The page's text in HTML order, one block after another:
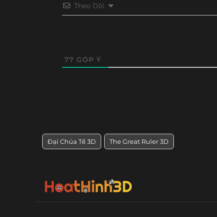
Theo Dõi
77 GÓP Ý
Đại Chúa Tể 3D The Great Ruler 3D